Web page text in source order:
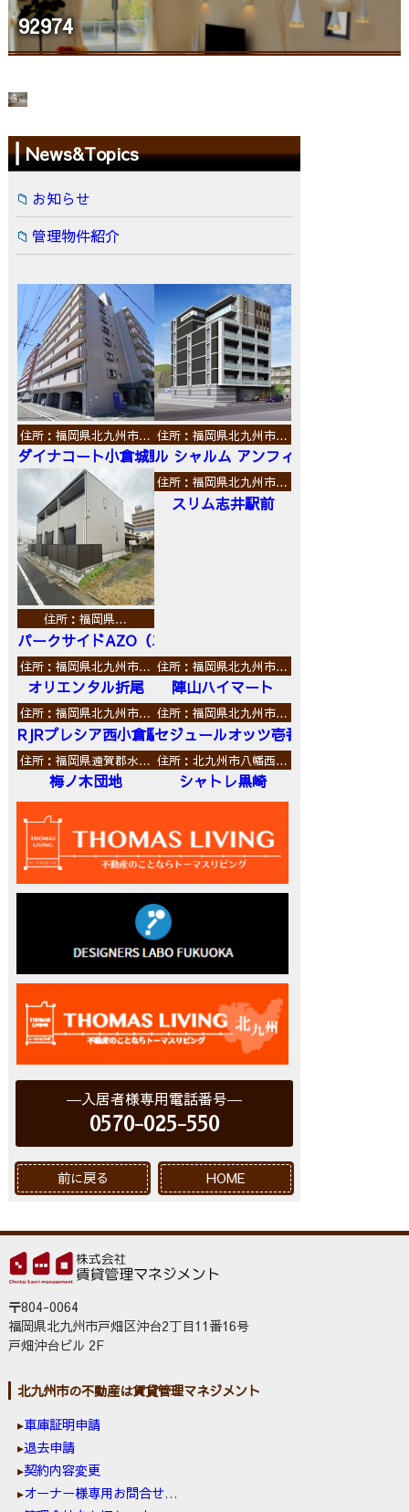
92974
News&Topics
お知らせ
管理物件紹介
住所：福岡県北九州市…
ダイナコート小倉城野
住所：福岡県北九州市…
ル シャルム アンフィニ
住所：福岡県…
パークサイドAZO（エーゼットオー）
住所：福岡県北九州市…
スリム志井駅前
住所：福岡県北九州市…
オリエンタル折尾
住所：福岡県北九州市…
陣山ハイマート
住所：福岡県北九州市…
RJRプレシア西小倉駅前
住所：福岡県北九州市…
セジュールオッツ壱番館
住所：福岡県遠賀郡水…
梅ノ木団地
住所：北九州市八幡西…
シャトレ黒崎
入居者様専用電話番号
0570-025-550
前に戻る HOME
〒804-0064
福岡県北九州市戸畑区沖台2丁目11番16号
戸畑沖台ビル 2F
北九州市の不動産は賃貸管理マネジメント
車庫証明申請
退去申請
契約内容変更
オーナー様専用お問合せ窓口